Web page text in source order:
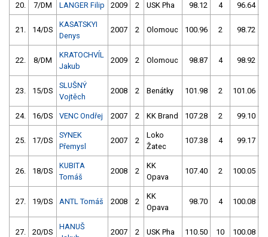
20. 7/DM LANGER Filip 2009 2 USK Pha 98.12 4 96.64
21. 14/DS
KASATSKYI
Denys
2007 2 Olomouc 100.96 2 98.72
22. 8/DM
KRATOCHVÍL
Jakub
2009 2 Olomouc 98.87 4 98.92
23. 15/DS
SLUŠNÝ
Vojtěch
2008 2 Benátky 101.98 2 101.06
24. 16/DS VENC Ondřej 2007 2 KK Brand 107.28 2 99.10
25. 17/DS
SYNEK
Přemysl
2007 2
Loko
Žatec
107.38 4 99.17
26. 18/DS
KUBITA
Tomáš
2008 2
KK
Opava
107.40 2 100.05
27. 19/DS ANTL Tomáš 2008 2
KK
Opava
98.70 4 100.08
27. 20/DS
HANUŠ
2007 2 USK Pha 110.50 10 100.08